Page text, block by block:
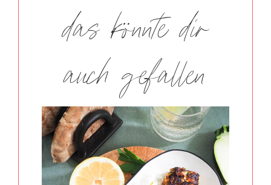
das könnte dir
auch gefallen